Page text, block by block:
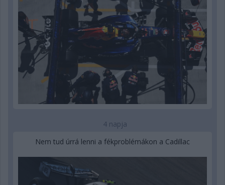
4 napja
Nem tud úrrá lenni a fékproblémákon a Cadillac